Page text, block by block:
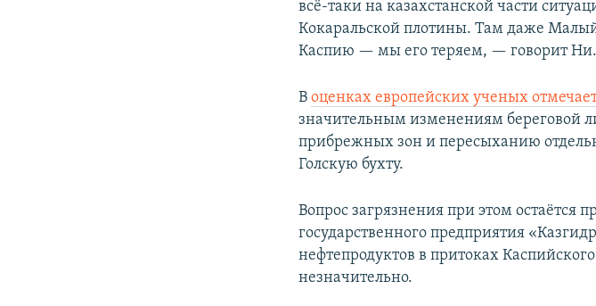
всё‑таки на казахстанской части
Кокаральской плотины. Там даже
Каспию — мы его теряем, — говорит Ни.
Воценках европейских ученых
значительным изменениям
прибрежных зон и пересыханию
Голскую бухту.
Вопрос загрязнения при этом остаётся
государственного предприятия
нефтепродуктов в притоках
незначительно.